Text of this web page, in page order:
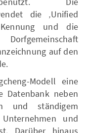
die ‚Unified
und die
auf den
Modell eine
Datenbank neben
und ständigem
und
Darüber hinaus